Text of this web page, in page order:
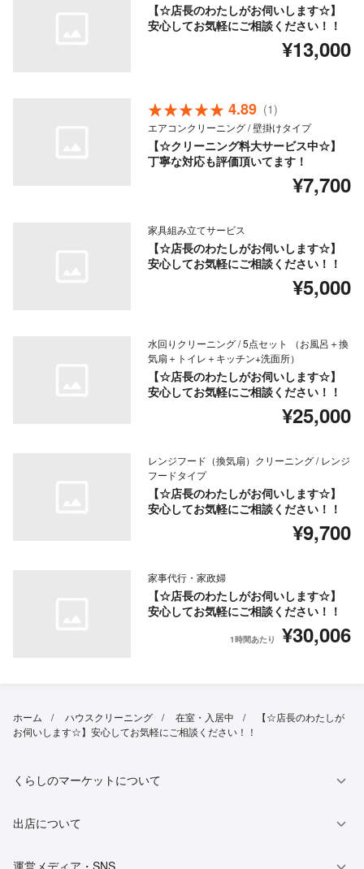
【☆店長のわたしがお伺いします☆】
安心してお気軽にご相談ください！！
¥13,000
4.89 (1)
エアコンクリーニング / 壁掛けタイプ
【☆クリーニング料大サービス中☆】
丁寧な対応も評価頂いてます！
¥7,700
家具組み立てサービス
【☆店長のわたしがお伺いします☆】
安心してお気軽にご相談ください！！
¥5,000
水回りクリーニング / 5点セット （お風呂＋換
気扇＋トイレ＋キッチン+洗面所）
【☆店長のわたしがお伺いします☆】
安心してお気軽にご相談ください！！
¥25,000
レンジフード（換気扇）クリーニング / レンジ
フードタイプ
【☆店長のわたしがお伺いします☆】
安心してお気軽にご相談ください！！
¥9,700
家事代行・家政婦
【☆店長のわたしがお伺いします☆】
安心してお気軽にご相談ください！！
1時間あたり ¥30,006
ホーム ハウスクリーニング 在室・入居中
【☆店長のわたしが
お伺いします☆】安心してお気軽にご相談ください！！
くらしのマーケットについて
出店について